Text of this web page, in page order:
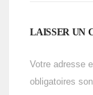
LAISSER UN
Votre adresse
obligatoires